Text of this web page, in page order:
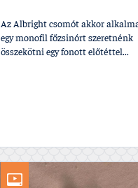
Az Albright csomót akkor
egy monofil főzsinórt szeretnénk
összekötni egy fonott előtéttel...